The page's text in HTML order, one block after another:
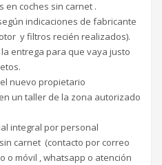
en coches sin carnet .
indicaciones de fabricante
y filtros recién realizados).
entrega para que vaya justo
nuevo propietario
un taller de la zona autorizado
integral por personal
carnet (contacto por correo
o móvil , whatsapp o atención